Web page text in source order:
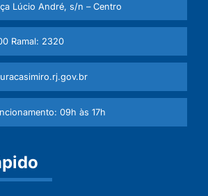
Lúcio André, s/n – Centro
Ramal: 2320
09h às 17h